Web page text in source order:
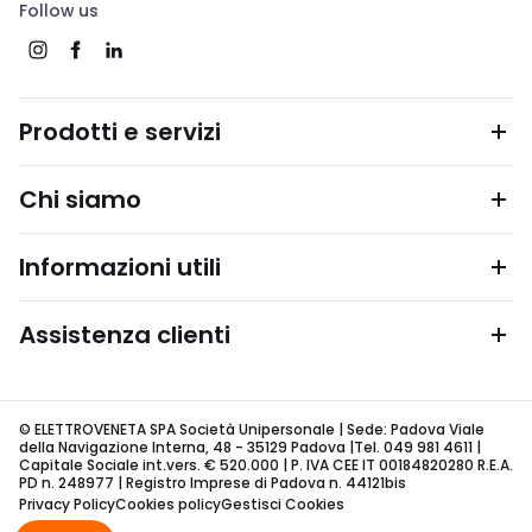
Follow us
Prodotti e servizi
Chi siamo
Informazioni utili
Assistenza clienti
© ELETTROVENETA SPA Società Unipersonale | Sede: Padova Viale
della Navigazione Interna, 48 - 35129 Padova |Tel. 049 981 4611 |
Capitale Sociale int.vers. € 520.000 | P. IVA CEE IT 00184820280 R.E.A.
PD n. 248977 | Registro Imprese di Padova n. 44121bis
Privacy PolicyCookies policyGestisci Cookies